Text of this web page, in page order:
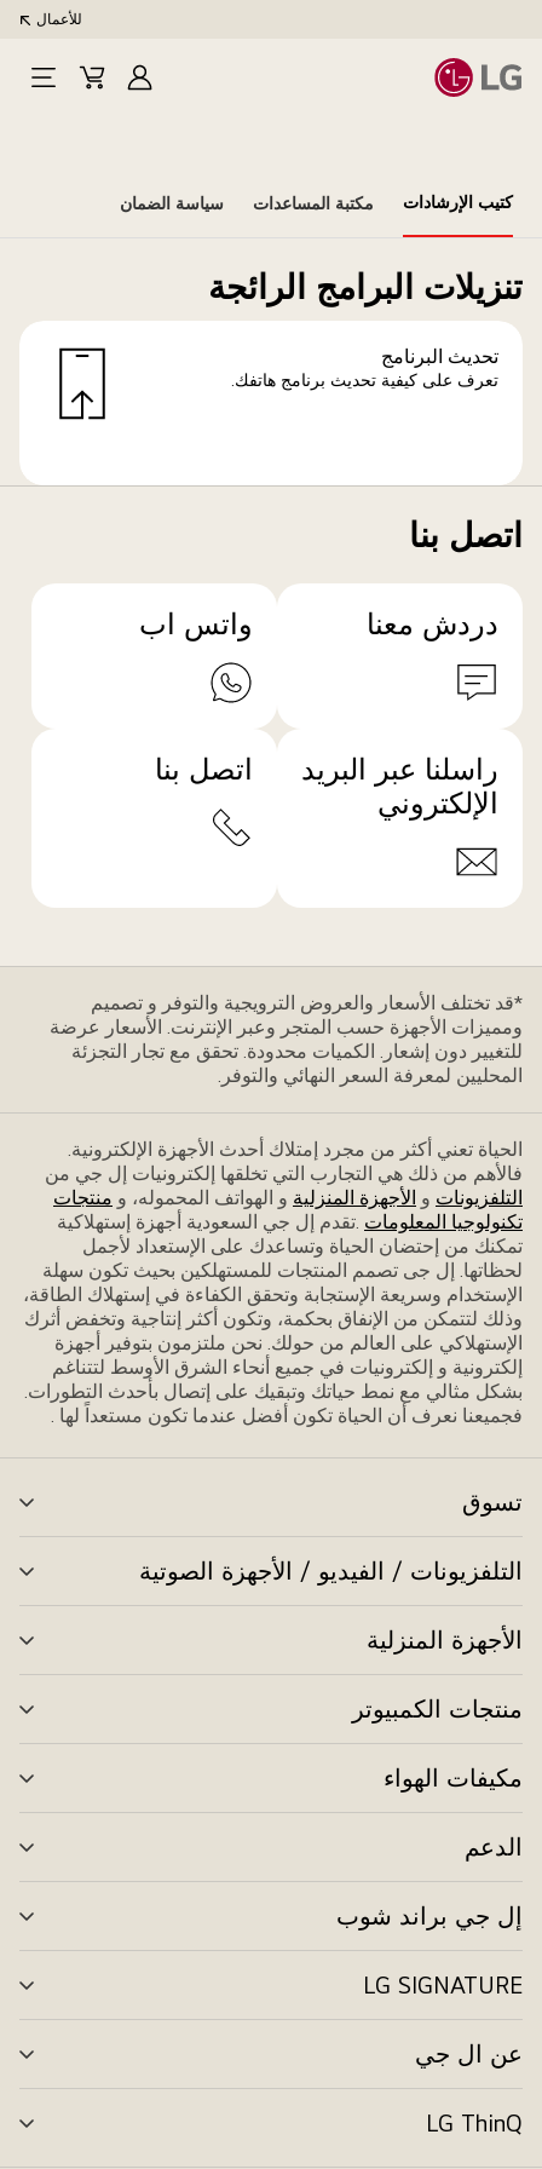
للأعمال
تسجيلCart
Open
كتيب الإرشادات مكتبة المساعدات سياسة الضمان
تنزيلات البرامج الرائجة
تحديث البرنامج
تعرف على كيفية تحديث برنامج هاتفك.
اتصل بنا
دردش معنا واتس اب
راسلنا عبر البريد
الإلكتروني
اتصل بنا
*قد تختلف الأسعار والعروض الترويجية والتوفر و تصميم
ومميزات الأجهزة حسب المتجر وعبر الإنترنت. الأسعار عرضة
للتغيير دون إشعار. الكميات محدودة. تحقق مع تجار التجزئة
المحليين لمعرفة السعر النهائي والتوفر.
الحياة تعني أكثر من مجرد إمتلاك أحدث الأجهزة الإلكترونية.
فاﻷهم من ذلك هي التجارب التي تخلقها إلكترونيات إل جي من
التلفزيونات و الأجهزة المنزلية و الهواتف المحموله، و منتجات
تكنولوجيا المعلومات .تقدم إل جي السعودية أجهزة إستهلاكية
تمكنك من إحتضان الحياة وتساعدك على الإستعداد ﻷجمل
لحظاتها. إل جى تصمم المنتجات للمستهلكين بحيث تكون سهلة
الإستخدام وسريعة الإستجابة وتحقق الكفاءة في إستهلاك الطاقة،
وذلك لتتمكن من الإنفاق بحكمة، وتكون أكثر إنتاجية وتخفض أثرك
الإستهلاكي على العالم من حولك. نحن ملتزمون بتوفير أجهزة
إلكترونية و إلكترونيات في جميع أنحاء الشرق الأوسط لتتناغم
بشكل مثالي مع نمط حياتك وتبقيك على إتصال بأحدث التطورات.
فجميعنا نعرف أن الحياة تكون أفضل عندما تكون مستعداً لها .
تسوق
التلفزيونات / الفيديو / الأجهزة الصوتية
الأجهزة المنزلية
منتجات الكمبيوتر
مكيفات الهواء
الدعم
إل جي براند شوب
LG SIGNATURE
عن ال جي
LG ThinQ